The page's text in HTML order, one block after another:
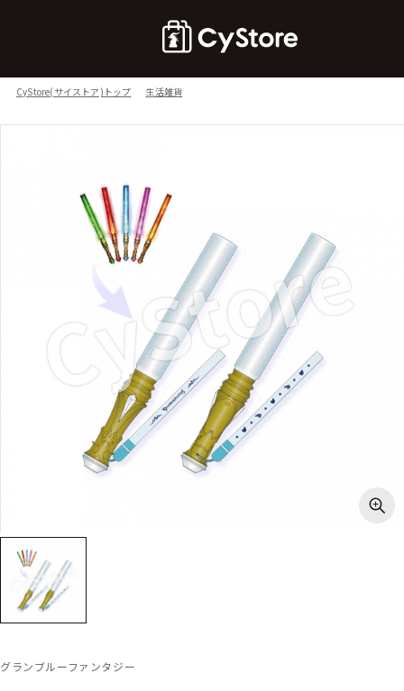
CyStore(サイストア)トップ 生活雑貨
グランブルーファンタジー